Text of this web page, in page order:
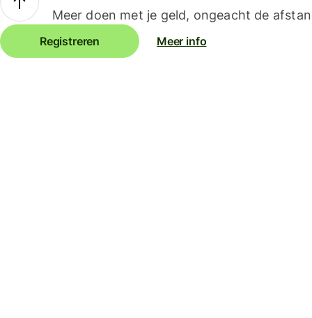
Meer doen met je geld, ongeacht de
Registreren Meer info